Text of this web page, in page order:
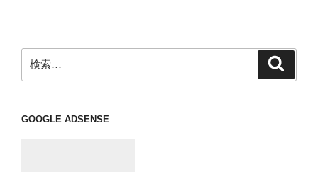
ン
索:
GOOGLE ADSENSE